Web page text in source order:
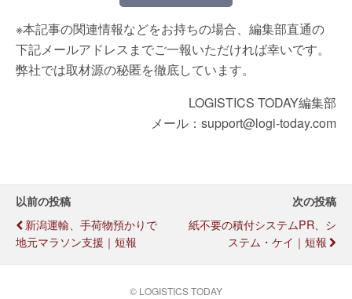
※本記事の関連情報などをお持ちの場合、編集部直通の
下記メールアドレスまでご一報いただければ幸いです。
弊社では取材源の秘匿を徹底しています。
LOGISTICS TODAY編集部
メール：support@logi-today.com
以前の投稿
新潟運輸、手荷物預かりで
地元マラソン支援｜短報
次の投稿
紙不要の積付システムPR、シ
ステム・ケイ｜短報
© LOGISTICS TODAY